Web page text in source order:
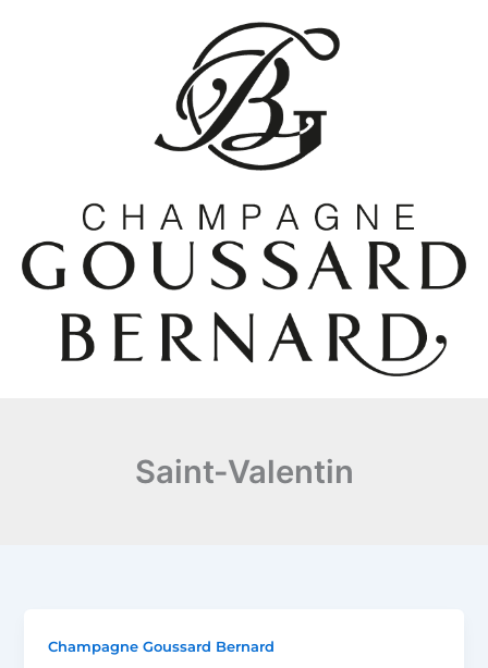
Saint-Valentin
Champagne Goussard Bernard